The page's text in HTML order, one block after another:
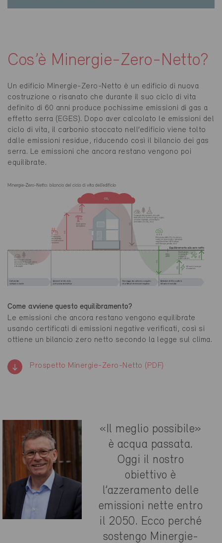
Cos’è Minergie-Zero-Netto?
Un edificio Minergie-Zero-Netto è un edificio di nuova
costruzione o risanato che durante il suo ciclo di vita
definito di 60 anni produce pochissime emissioni di gas a
effetto serra (EGES). Dopo aver calcolato le emissioni del
ciclo di vita, il carbonio stoccato nell’edificio viene tolto
dalle emissioni residue, riducendo così il bilancio dei gas
serra. Le emissioni che ancora restano vengono poi
equilibrate.
Come avviene questo equilibramento?
Le emissioni che ancora restano vengono equilibrate
usando certificati di emissioni negative verificati, così si
ottiene un bilancio zero netto secondo la legge sul clima.
Prospetto Minergie-Zero-Netto (PDF)
«Il meglio possibile»
è acqua passata.
Oggi il nostro
obiettivo è
l’azzeramento delle
emissioni nette entro
il 2050. Ecco perché
sostengo Minergie-